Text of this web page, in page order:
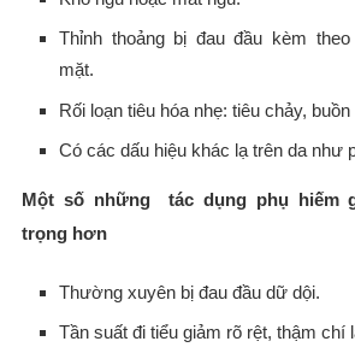
Thỉnh thoảng bị đau đầu kèm
mặt.
Rối loạn tiêu hóa nhẹ: tiêu chảy,
Có các dấu hiệu khác lạ trên da như
Một số những tác dụng phụ hiếm
trọng hơn
Thường xuyên bị đau đầu dữ dội.
Tần suất đi tiểu giảm rõ rệt, thậm chí